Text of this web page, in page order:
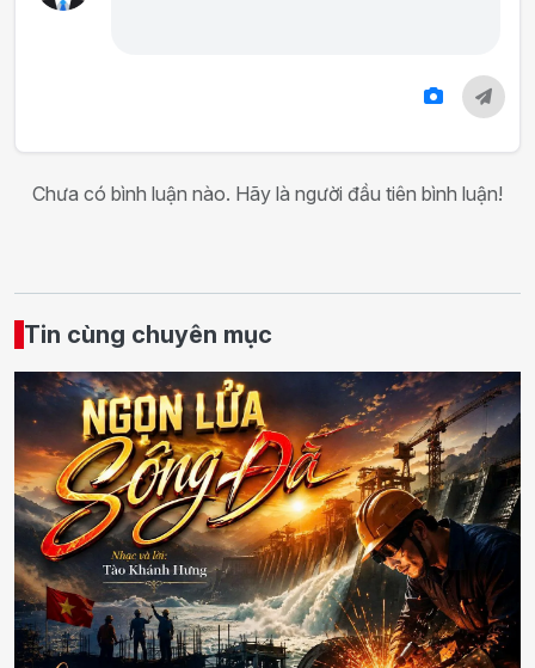
Chưa có bình luận nào. Hãy là người đầu tiên bình luận!
Tin cùng chuyên mục